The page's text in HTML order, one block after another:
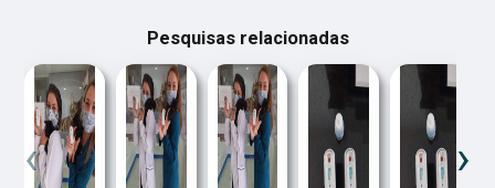
Pesquisas relacionadas
‹ ›